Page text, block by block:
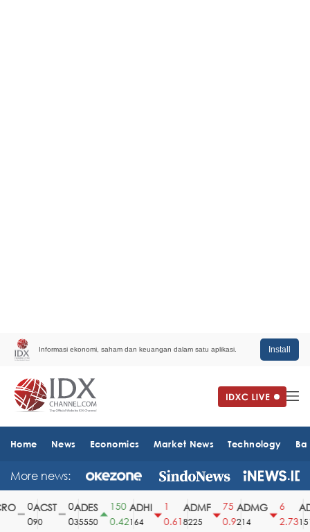
Informasi ekonomi, saham dan keuangan dalam satu aplikasi. Install
Home News Economics Market News Technology
More news:
ACST
90
ADES
35550
150
0.42
ADHI
164
0.61
ADMF
8225
75
0.9
ADMG
214
2.731510